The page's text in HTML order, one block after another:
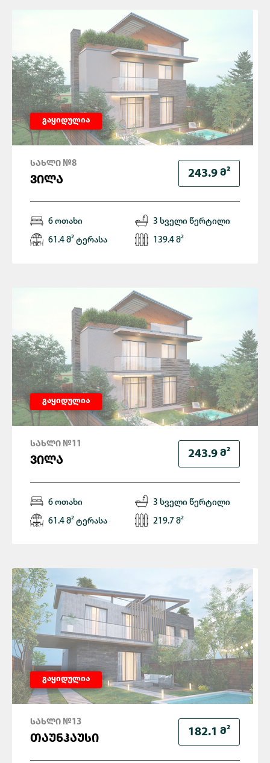
გაყიდულია
243.9 Მ²
ᲡᲐᲮᲚᲘ №8
ᲕᲘᲚᲐ
6 ოთახი 3 სველი წერტილი
61.4 მ² ტერასა 139.4 მ²
გაყიდულია
243.9 Მ²
ᲡᲐᲮᲚᲘ №11
ᲕᲘᲚᲐ
6 ოთახი 3 სველი წერტილი
61.4 მ² ტერასა 219.7 მ²
გაყიდულია
182.1 Მ²
ᲡᲐᲮᲚᲘ №13
ᲗᲐᲣᲜᲰᲐᲣᲡᲘ